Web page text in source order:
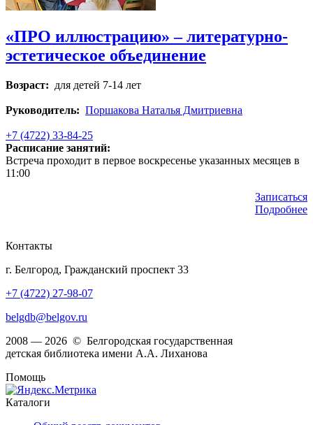
«ПРО иллюстрацию» – литературно-
эстетическое объединение
Возраст: для детей 7-14 лет
Руководитель: Поршакова Наталья Дмитриевна
+7 (4722) 33-84-25
Расписание занятий:
Встреча проходит в первое воскресенье указанных месяцев в
11:00
Записаться
Подробнее
Контакты
г. Белгород, Гражданский проспект 33
+7 (4722) 27-98-07
belgdb@belgov.ru
2008 — 2026 © Белгородская государственная
детская библиотека имени А.А. Лиханова
Помощь
Каталоги